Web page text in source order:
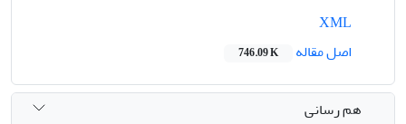
اصل مقاله
746.09 K
هم رسانی